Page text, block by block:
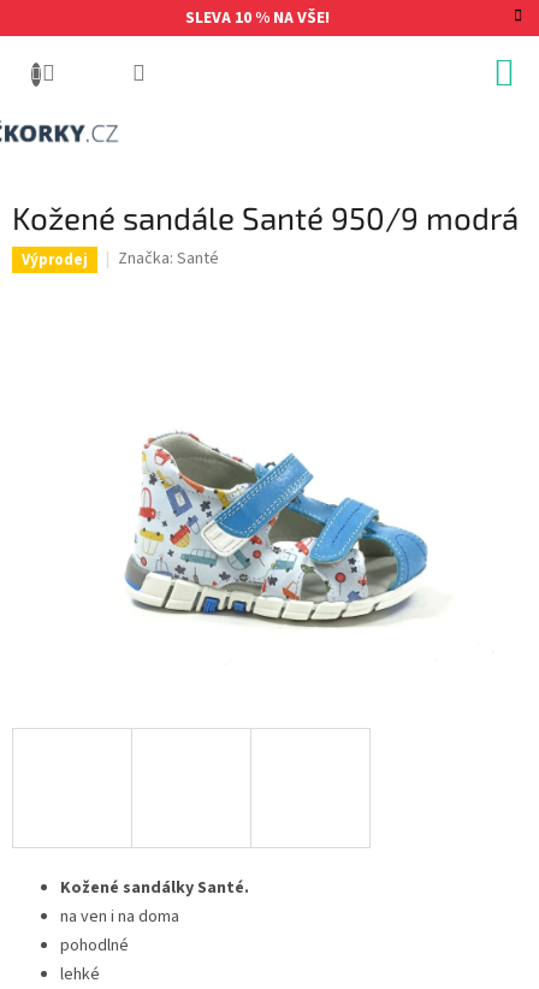
na
SLEVA 10 % NA VŠE!
Kožené sandále Santé 950/9 modrá
Výprodej Značka: Santé
Kožené sandálky Santé.
na ven i na doma
pohodlné
lehké